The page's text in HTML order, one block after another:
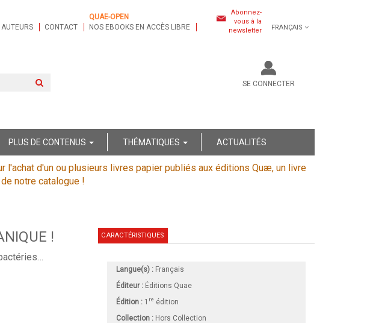
AUTEURS CONTACT
QUAE-OPEN
NOS EBOOKS EN ACCÈS LIBRE
Abonnez-
vous à la
newsletter
FRANÇAIS
SE CONNECTER
PLUS DE CONTENUS THÉMATIQUES ACTUALITÉS
l'achat d'un ou plusieurs livres papier publiés aux éditions Quæ, un livre
notre catalogue !
! CARACTÉRISTIQUES
Langue(s) : Français
Éditeur : Éditions Quae
Édition : 1 re édition
Collection : Hors Collection